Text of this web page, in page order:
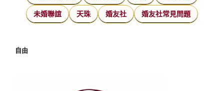
未婚聯誼 天珠 婚友社 婚友社常見問題
自由